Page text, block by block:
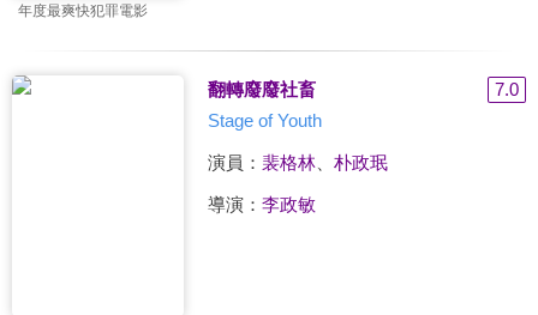
年度最爽快犯罪電影
翻轉廢廢社畜
7.0
Stage of Youth
演員： 裴格林、 朴政珉
導演： 李政敏